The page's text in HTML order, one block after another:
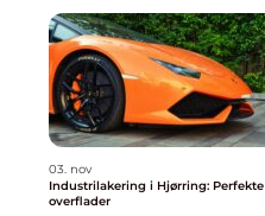
03. nov
Industrilakering i Hjørring: Perfekte
overflader